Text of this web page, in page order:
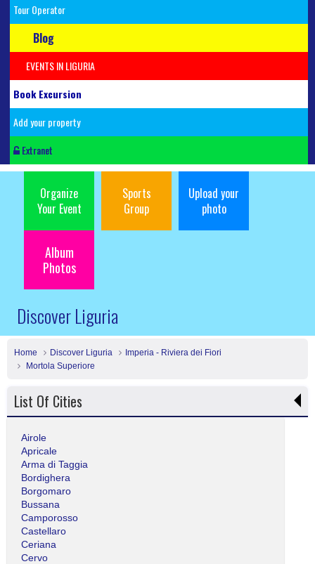
Tour Operator
Blog
EVENTS IN LIGURIA
Book Excursion
Add your property
Extranet
Organize
Your Event
Sports
Group
Upload your
photo
Album
Photos
Discover Liguria
Home Discover Liguria
Imperia - Riviera dei Fiori
Mortola Superiore
List Of Cities
Airole
Apricale
Arma di Taggia
Bordighera
Borgomaro
Bussana
Camporosso
Castellaro
Ceriana
Cervo